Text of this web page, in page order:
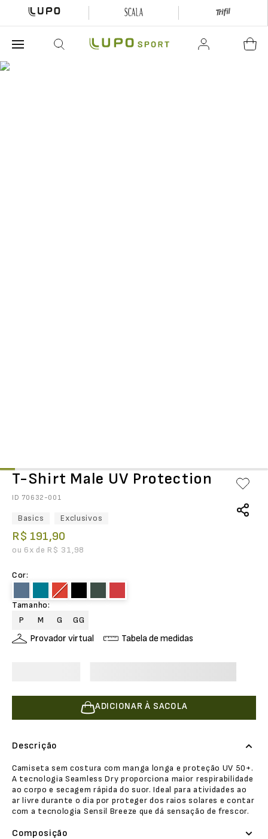
T-Shirt Male UV Protection
ID 70632-001
Basics Exclusivos
R$ 191,90
ou 6x de R$ 31,98
Cor:
Tamanho:
P
M G GG
Provador virtual Tabela de medidas
ADICIONAR À SACOLA
Descrição
Camiseta sem costura com manga longa e proteção UV 50+.
A tecnologia Seamless Dry proporciona maior respirabilidade
ao corpo e secagem rápida do suor. Ideal para atividades ao
ar livre durante o dia por proteger dos raios solares e contar
com a tecnologia Sensil Breeze que dá sensação de frescor.
Composição